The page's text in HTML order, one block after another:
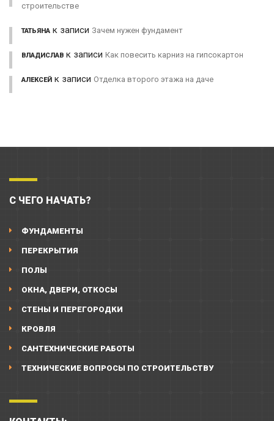
строительстве
ТАТЬЯНА к записи Зачем нужен фундамент
ВЛАДИСЛАВ к записи Как повесить карниз на гипсокартон
АЛЕКСЕЙ к записи Отделка второго этажа на даче
С ЧЕГО НАЧАТЬ?
ФУНДАМЕНТЫ
ПЕРЕКРЫТИЯ
ПОЛЫ
ОКНА, ДВЕРИ, ОТКОСЫ
СТЕНЫ И ПЕРЕГОРОДКИ
КРОВЛЯ
САНТЕХНИЧЕСКИЕ РАБОТЫ
ТЕХНИЧЕСКИЕ ВОПРОСЫ ПО СТРОИТЕЛЬСТВУ